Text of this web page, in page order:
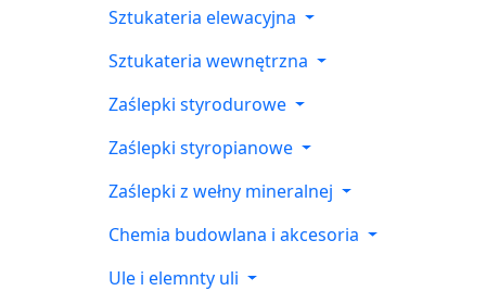
Sztukateria elewacyjna
Sztukateria wewnętrzna
Zaślepki styrodurowe
Zaślepki styropianowe
Zaślepki z wełny mineralnej
Chemia budowlana i akcesoria
Ule i elemnty uli